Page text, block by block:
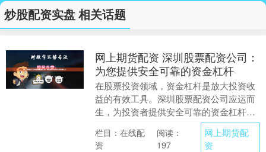
炒股配资实盘 相关话题
网上期货配资 深圳股票配资公司：
为您提供安全可靠的资金杠杆
在股票投资领域，资金杠杆是放大投资收
益的有效工具。深圳股票配资公司应运而
生，为投资者提供安全可靠的资金杠杆网
上期货配资，助力其提升投资收益。 * **
放大收益：....
栏目：在线配
资
阅读：
197
网上期货配
资